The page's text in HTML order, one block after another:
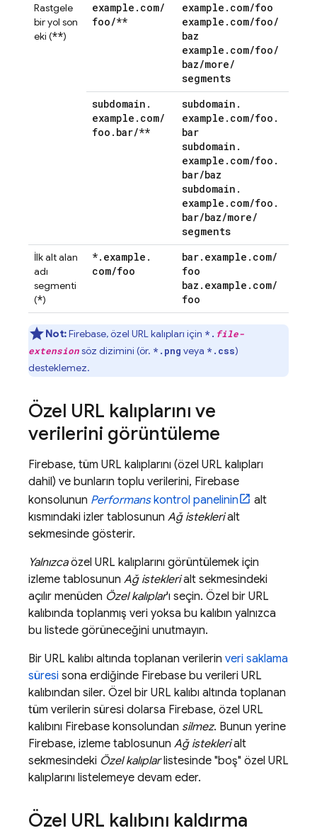
Rastgele
bir yol son
eki (**)
example . com/
foo/**
example . com/foo
example . com/foo/
baz
example . com/foo/
baz/more/
segments
subdomain .
example . com/
foo . bar/**
subdomain .
example . com/foo .
bar
subdomain .
example . com/foo .
bar/baz
subdomain .
example . com/foo .
bar/baz/more/
segments
İlk alt alan
adı
segmenti
(*)
*. example .
com/foo
bar. example . com/
foo
baz . example . com/
foo
Not:Firebase, özel URL kalıpları için *. file-
extensionsöz dizimini (ör. *.png veya *.css)
desteklemez.
Özel URL kalıplarını ve
verilerini görüntüleme
Firebase, tüm URL kalıplarını (özel URL kalıpları
dahil) ve bunların toplu verilerini, Firebase
konsolunun Performanskontrol panelinin
alt
kısmındaki izler tablosunun Ağ isteklerialt
sekmesinde gösterir.
Yalnızcaözel URL kalıplarını görüntülemek için
izleme tablosunun Ağ isteklerialt sekmesindeki
açılır menüden Özel kalıplar'ı seçin. Özel bir URL
kalıbında toplanmış veri yoksa bu kalıbın yalnızca
bu listede görüneceğini unutmayın.
Bir URL kalıbı altında toplanan verilerin veri saklama
süresi sona erdiğinde Firebase bu verileri URL
kalıbından siler. Özel bir URL kalıbı altında toplanan
tüm verilerin süresi dolarsa Firebase, özel URL
kalıbını Firebase konsolundan silmez. Bunun yerine
Firebase, izleme tablosunun Ağ isteklerialt
sekmesindeki Özel kalıplarlistesinde "boş" özel URL
kalıplarını listelemeye devam eder.
Özel URL kalıbını kaldırma